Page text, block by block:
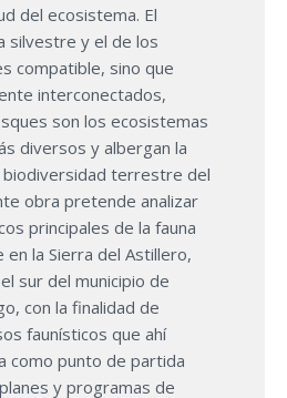
del ecosistema. El
silvestre y el de los
compatible, sino que
interconectados,
son los ecosistemas
diversos y albergan la
terrestre del
obra pretende analizar
principales de la fauna
la Sierra del Astillero,
sur del municipio de
con la finalidad de
faunísticos que ahí
como punto de partida
y programas de